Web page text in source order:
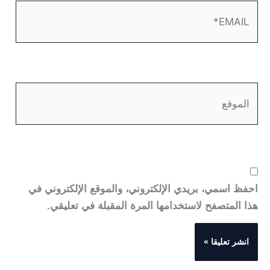
احفظ اسمي، بريدي الإلكتروني، والموقع الإلكتروني في
هذا المتصفح لاستخدامها المرة المقبلة في تعليقي.